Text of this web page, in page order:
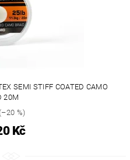
SEMI STIFF COATED CAMO
20M
%)
Kč